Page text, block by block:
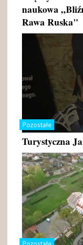
naukowa
Rawa Ruska"
Pozostałe
Turystyczna